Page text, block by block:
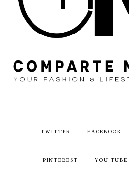
TWITTER FACEBOOK
PINTEREST YOU TUBE